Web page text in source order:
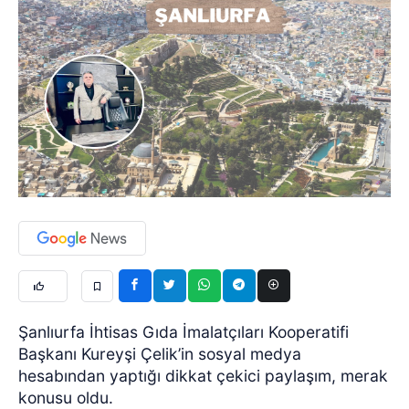
Şanlıurfa İhtisas Gıda İmalatçıları Kooperatifi
Başkanı Kureyşi Çelik’in sosyal medya
hesabından yaptığı dikkat çekici paylaşım, merak
konusu oldu.